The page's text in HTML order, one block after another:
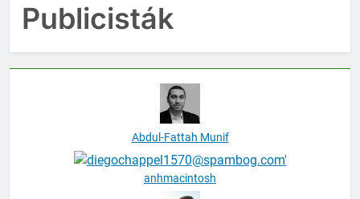
Publicisták
Abdul-Fattah Munif
anhmacintosh